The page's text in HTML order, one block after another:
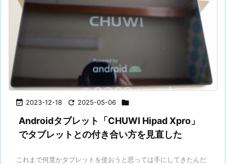
 2023-12-18  2025-05-06 
Androidタブレット「CHUWI Hipad Xpro」
でタブレットとの付き合い方を見直した
これまで何度かタブレットを使おうと思っては手にしてきたんだ